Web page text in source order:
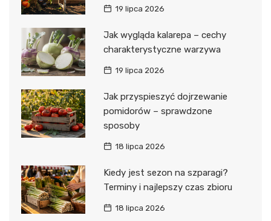
19 lipca 2026
Jak wygląda kalarepa – cechy
charakterystyczne warzywa
19 lipca 2026
Jak przyspieszyć dojrzewanie
pomidorów – sprawdzone
sposoby
18 lipca 2026
Kiedy jest sezon na szparagi?
Terminy i najlepszy czas zbioru
18 lipca 2026